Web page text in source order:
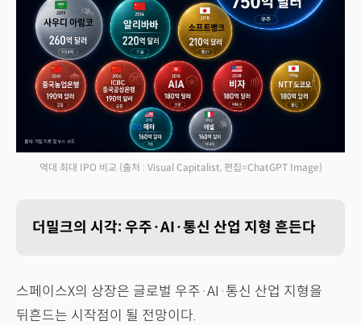
역대 최대 IPO 비교 (출처 : Visual Capitalist, 편집=ChatGPT Image)
더밀크의 시각: 우주·AI·통신 산업 지형 흔든다
스페이스X의 상장은 글로벌 우주·AI·통신 산업 지형을
뒤흔드는 시작점이 될 전망이다.